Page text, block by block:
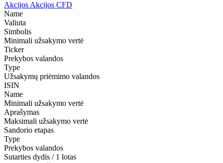
Akcijos Akcijos CFD
Name
Valiuta
Simbolis
Minimali užsakymo vertė
Ticker
Prekybos valandos
Type
Užsakymų priėmimo valandos
ISIN
Name
Minimali užsakymo vertė
Aprašymas
Maksimali užsakymo vertė
Sandorio etapas
Type
Prekybos valandos
Sutarties dydis / 1 lotas